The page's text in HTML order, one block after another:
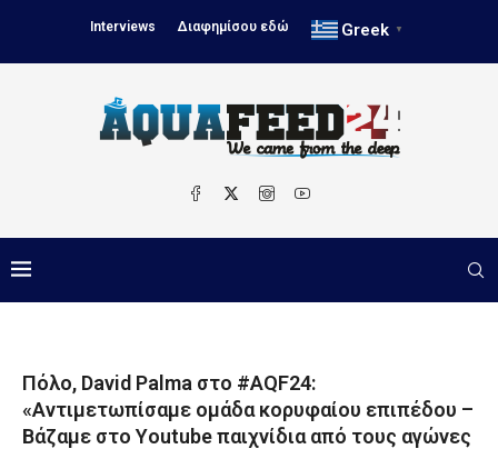
Interviews Διαφημίσου εδώ Greek ▼
Πόλo, David Palma στο #AQF24:
«Αντιμετωπίσαμε ομάδα κορυφαίου επιπέδου –
Βάζαμε στο Υoutube παιχνίδια από τους αγώνες